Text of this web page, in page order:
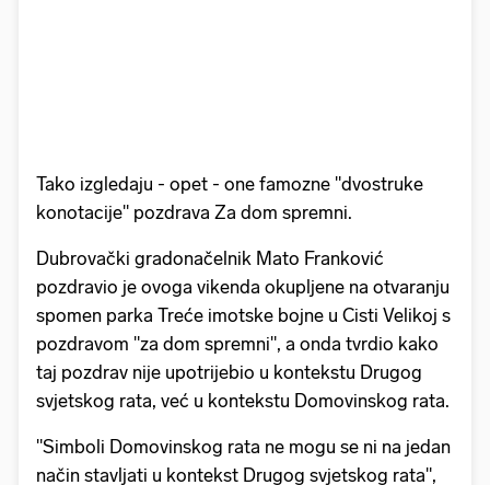
Tako izgledaju - opet - one famozne "dvostruke
konotacije" pozdrava Za dom spremni.
Dubrovački gradonačelnik Mato Franković
pozdravio je ovoga vikenda okupljene na otvaranju
spomen parka Treće imotske bojne u Cisti Velikoj s
pozdravom "za dom spremni", a onda tvrdio kako
taj pozdrav nije upotrijebio u kontekstu Drugog
svjetskog rata, već u kontekstu Domovinskog rata.
"Simboli Domovinskog rata ne mogu se ni na jedan
način stavljati u kontekst Drugog svjetskog rata",